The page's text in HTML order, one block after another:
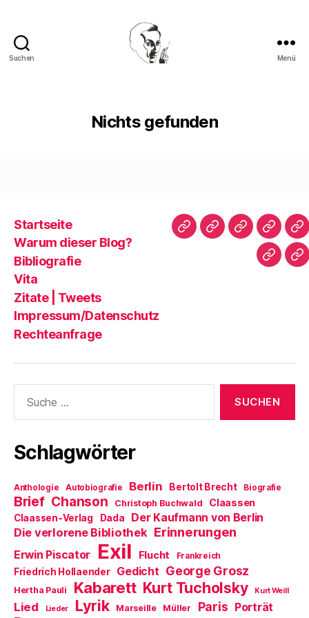
Suchen Menü
Nichts gefunden
Startseite
Warum dieser Blog?
Bibliografie
Vita
Zitate | Tweets
Impressum/Datenschutz
Rechteanfrage
Startseite
WarumBibliografie
Vita
|
nach:
Schlagwörter
Anthologie Autobiografie Berlin Bertolt Brecht Biografie
Brief Chanson Christoph Buchwald Claassen
Claassen-Verlag Dada Der Kaufmann von Berlin
Die verlorene Bibliothek Erinnerungen
Erwin Piscator Exil Flucht Frankreich
Friedrich Hollaender Gedicht George Grosz
Hertha Pauli Kabarett Kurt Tucholsky Kurt Weill
Lied Lieder Lyrik Marseille Müller Paris Porträt